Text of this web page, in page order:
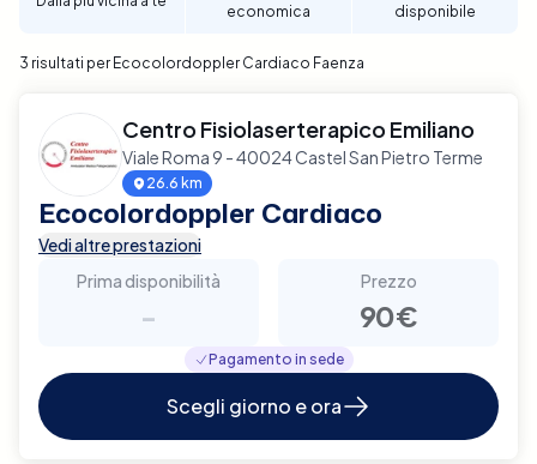
affidabile e di qualità.
economica
disponibile
3 risultati per Ecocolordoppler Cardiaco Faenza
Centro Fisiolaserterapico Emiliano
Viale Roma 9 - 40024 Castel San Pietro Terme
26.6 km
Ecocolordoppler Cardiaco
Vedi altre prestazioni
Prima disponibilità
-
Prezzo
90€
Pagamento in sede
Scegli giorno e ora